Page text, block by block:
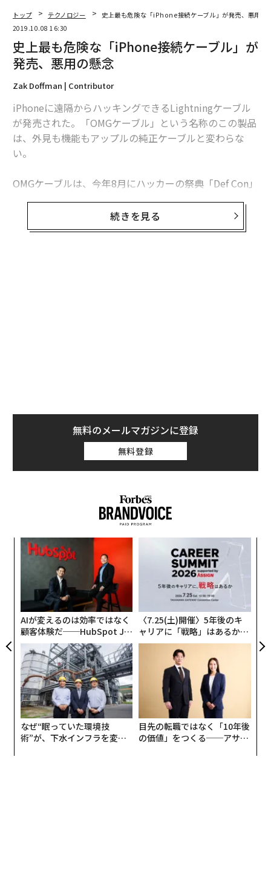
トップ テクノロジー
史上最も危険な「iPhone接続ケーブル」が発売、悪用の
2019.10.08 16:30
史上最も危険な「iPhone接続ケーブル」が
発売、悪用の懸念
Zak Doffman | Contributor
iPhoneに遠隔からハッキングできるLightningケーブル
が発売された。「OMGケーブル」という名称のこの製品
は、外見も機能もアップルの純正ケーブルと変わらな
い。
OMGケーブルは、今年8月にハッカーの祭典「Def Con」
で発表され、現在は量産化が進められている。このケー
ブルは近隣にいるハッカーが、ケーブル内部に仕込まれ
たワイヤレス機能を使って端末にアクセスすることを可
編集＝上田裕資
続きを見る
無料のメールマガジンに登録
無料登録
AIが変えるのは効率ではなく
顧客体験だ──HubSpot Ja
panが語る「Grow Better」
な組織のつくり方
〈7.25(土)開催〉5年後のキ
ャリアに「戦略」はあるか。
トップエグゼクティブのキャ
リアに触れる1日│CAREER S
UMMIT 2026
なぜ“眠っていた環境技
術”が、下水インフラを変え
目先の転職ではなく「10年後
の価値」をつくる──アサイ